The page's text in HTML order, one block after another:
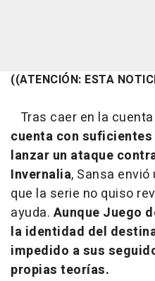
((ATENCIÓN: ESTA
Tras caer en la
cuenta con
lanzar un ataque
Invernalia, Sansa
que la serie no quiso
ayuda. Aunque Juego
la identidad del
impedido a sus
propias teorías.